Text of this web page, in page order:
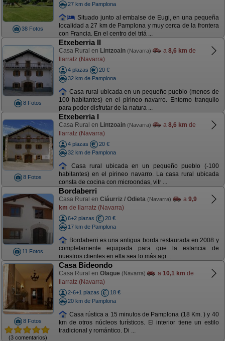
38 Fotos
27 km de Pamplona
Situado junto al embalse de Eugi, en una pequeña
localidad a 27 km de Pamplona y muy cerca de la frontera
con Francia. En el centro del triá ...
8 Fotos
Etxeberria II
Casa Rural en Lintzoain (Navarra) a 8,6 km de
Ilarratz (Navarra)
4 plazas
20 €
32 km de Pamplona
Casa rural ubicada en un pequeño pueblo (menos de
100 habitantes) en el pirineo navarro. Entorno tranquilo
para poder disfrutar de la natura ...
8 Fotos
Etxeberria I
Casa Rural en Lintzoain (Navarra) a 8,6 km de
Ilarratz (Navarra)
4 plazas
20 €
32 km de Pamplona
Casa rural ubicada en un pequeño pueblo (-100
habitantes) en el pirineo navarro. La casa rural ubicada
consta de cocina con microondas, vitr ...
11 Fotos
Bordaberri
Casa Rural en Ciáurriz / Odieta (Navarra) a 9,9
km de Ilarratz (Navarra)
6+2 plazas
20 €
17 km de Pamplona
Bordaberri es una antigua borda restaurada en 2008 y
completamente equipada para que la estancia de
nuestros clientes en ella sea lo más agr ...
8 Fotos
(3 comentarios)
Casa Bideondo
Casa Rural en Olague (Navarra) a 10,1 km de
Ilarratz (Navarra)
2-6+1 plazas
18 €
20 km de Pamplona
Casa rústica a 15 minutos de Pamplona (18 Km. ) y 40
km de otros núcleos turísticos. El interior tiene un estilo
tradicional y romántico. Di ...